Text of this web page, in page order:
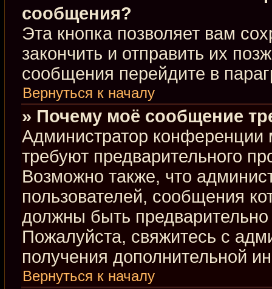
сообщения?
Эта кнопка позволяет вам
закончить и отправить их
сообщения перейдите в
Вернуться к началу
» Почему моё сообщение
Администратор
требуют предварительного
Возможно также, что
пользователей, сообщения
должны быть
Пожалуйста, свяжитесь с
получения дополнительной
Вернуться к началу